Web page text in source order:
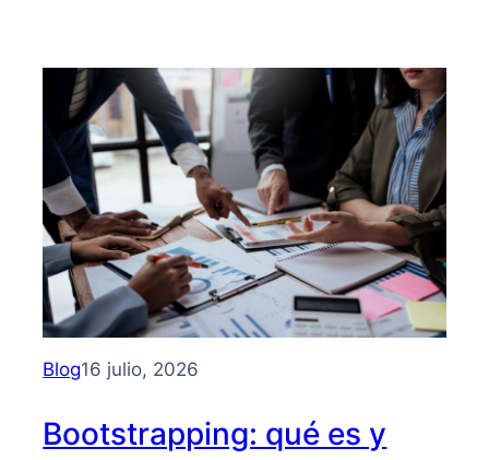
–
Edición
Pádel
Empresarial
Blog16 julio, 2026
Bootstrapping: qué es y